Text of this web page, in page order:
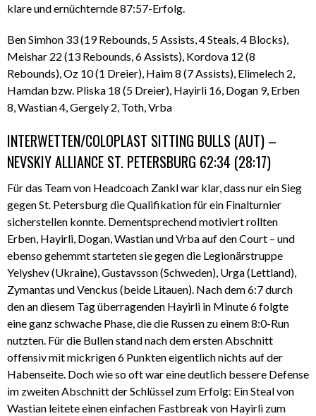
klare und ernüchternde 87:57-Erfolg.
Ben Simhon 33 (19 Rebounds, 5 Assists, 4 Steals, 4 Blocks),
Meishar 22 (13 Rebounds, 6 Assists), Kordova 12 (8
Rebounds), Oz 10 (1 Dreier), Haim 8 (7 Assists), Elimelech 2,
Hamdan bzw. Pliska 18 (5 Dreier), Hayirli 16, Dogan 9, Erben
8, Wastian 4, Gergely 2, Toth, Vrba
INTERWETTEN/COLOPLAST SITTING BULLS (AUT) –
NEVSKIY ALLIANCE ST. PETERSBURG 62:34 (28:17)
Für das Team von Headcoach Zankl war klar, dass nur ein Sieg
gegen St. Petersburg die Qualifikation für ein Finalturnier
sicherstellen konnte. Dementsprechend motiviert rollten
Erben, Hayirli, Dogan, Wastian und Vrba auf den Court – und
ebenso gehemmt starteten sie gegen die Legionärstruppe
Yelyshev (Ukraine), Gustavsson (Schweden), Urga (Lettland),
Zymantas und Venckus (beide Litauen). Nach dem 6:7 durch
den an diesem Tag überragenden Hayirli in Minute 6 folgte
eine ganz schwache Phase, die die Russen zu einem 8:0-Run
nutzten. Für die Bullen stand nach dem ersten Abschnitt
offensiv mit mickrigen 6 Punkten eigentlich nichts auf der
Habenseite. Doch wie so oft war eine deutlich bessere Defense
im zweiten Abschnitt der Schlüssel zum Erfolg: Ein Steal von
Wastian leitete einen einfachen Fastbreak von Hayirli zum